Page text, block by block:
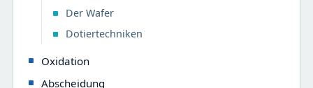
Der Wafer
Dotiertechniken
Oxidation
Abscheidung